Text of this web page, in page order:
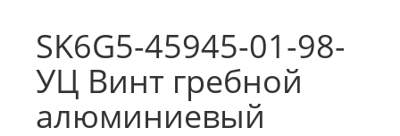
SK6G5-45945-01-98-
УЦ Винт гребной
алюминиевый